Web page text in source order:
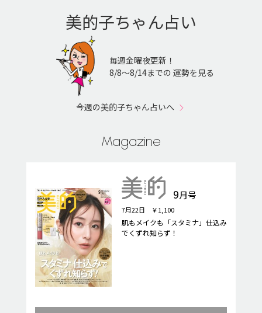
美的子ちゃん占い
毎週金曜夜更新！
8/8〜8/14までの 運勢を見る
今週の美的子ちゃん占いへ
Magazine
9月号
7月22日 ￥1,100
肌もメイクも「スタミナ」仕込み
でくずれ知らず！